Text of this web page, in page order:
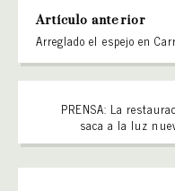
Artículo anterior
Arreglado el espejo en
PRENSA: La
saca a la luz